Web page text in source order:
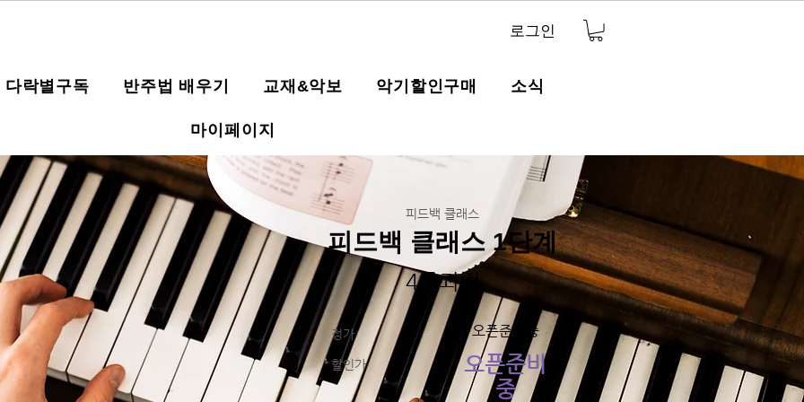
로그인
다락별구독 반주법 배우기 교재&악보 악기할인구매 소식
마이페이지
피드백 클래스
피드백 클래스 1단계
4주과정
정가
할인가
오픈준비중
오픈준비
중